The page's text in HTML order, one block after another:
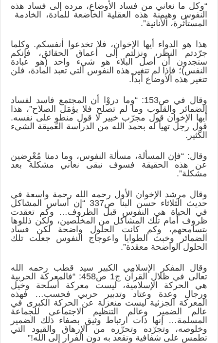
“وكل ما نعاني من فساد الأوضاع، مرده إلى فساد هذه
النفوس وهيمنة هذه العقلية الخاضعة للمادة، الخادمة
المستأثرة، الأنانية”.
هذا هو الدواء أيها الإخوان، فلا تخدعوا أنفسكم. وكلما
جرّدتم النظر، ونزلتم إلى أعماق الحقائق، فإنكم
ستجدون أن أصل البلاء هو شيء واحد (هو عبادة
النفس)؛ فإذا لم تتغير هذه النفوس التي تعبد المادة، فلن
تتغير هذه الأوضاع أبداً.
وقال في ص153: “وما دروْا أن المجتمع فاسد لفساد
الضمائر والقلوب وما لم تصلح فلا يؤمَل الصلاح”، هذا
أيها الإخوان قول مجرّب خبير لا قول منطوٍ على نفسه.
قول رجل تهيأ له بحمد الله من الدراسة العميقة الشيء
الكثير.
وقال: “فإن المسألة، مسألة النفوس، وما دمنا مُعْرِضين
عن هذه الحقيقة فسوف نبقى نعاني مشكلة بعد
مشكلة”.
وقال مرشد الإخوان الأول رحمه الله رحمة واسعة في
حديث الثلاثاء حسن البنا ص337 “إن أساس المشاكل
في الحياة هي النفوس قبل الظروف… وكم تعقدت
ظروف أمام تلك المشاكل من المخلصين، ولكن ذللوها
بتسامحهم، وكم كانت الحلول واضحة لكن فساد
الضمائر وخبث الطوايا واعوجاج النفوس جعلت تلك
الحلول الواضحة معقدة”.
وقال المفكر الإسلامي الكبير سيد قطب رحمه الله
تعالى في ظلال القرآن ج1 ص458: “فالمعركة الحربية
هي الحركة الإسلامية، ليست معركة أسلحة وخيل
ورجال وعدة وعتاد وتدبير حربي فحسب… فهذه
المعركة الجزئية ليست منعزلة عن الحركة الكبرى في
عالم الضمير وعالم التنظيم الاجتماعي للجماعة
المسلمة… إنها ذات ارتباط وثيق بصفاء ذلك الضمير
وخلوصه، وتجرّده وتحرّره من الإرهاق والقيود التي
تطمس على شفافية وتقعد به دون الفرار إلى الله!”